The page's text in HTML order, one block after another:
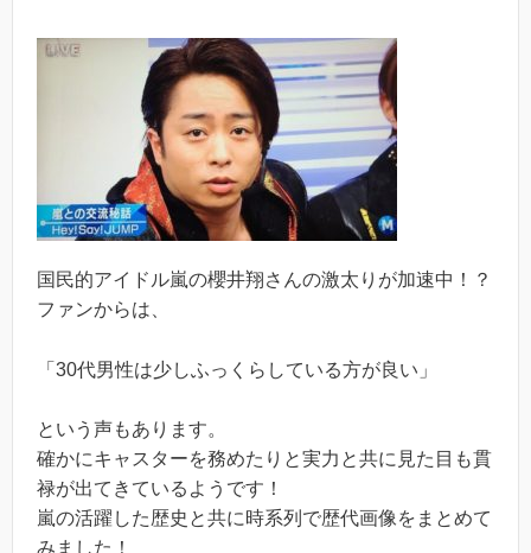
国民的アイドル嵐の櫻井翔さんの激太りが加速中！？
ファンからは、
「30代男性は少しふっくらしている方が良い」
という声もあります。
確かにキャスターを務めたりと実力と共に見た目も貫
禄が出てきているようです！
嵐の活躍した歴史と共に時系列で歴代画像をまとめて
みました！